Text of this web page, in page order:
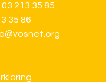
213 35 85
35 86